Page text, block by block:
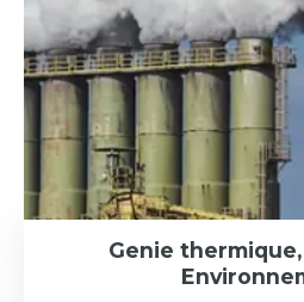
Genie